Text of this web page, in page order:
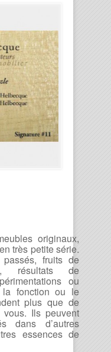
originaux,
très petite série.
fruits de
résultats de
ou
la fonction ou le
plus que de
Ils peuvent
dans d’autres
essences de